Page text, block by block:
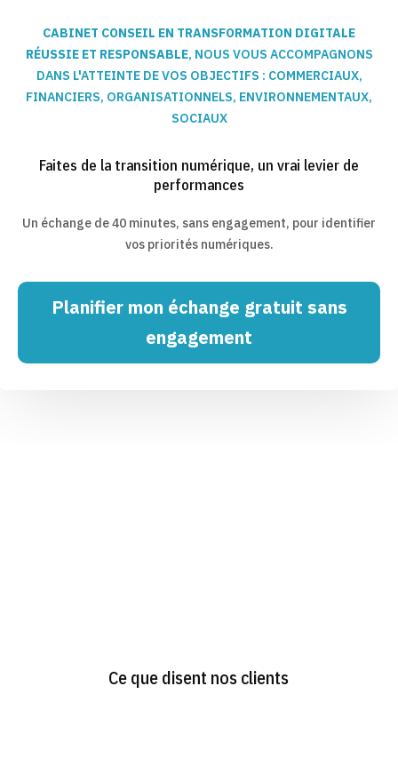
CABINET CONSEIL EN TRANSFORMATION DIGITALE
RÉUSSIE ET RESPONSABLE, NOUS VOUS ACCOMPAGNONS
DANS L'ATTEINTE DE VOS OBJECTIFS : COMMERCIAUX,
FINANCIERS, ORGANISATIONNELS, ENVIRONNEMENTAUX,
SOCIAUX
Faites de la transition numérique, un vrai levier de
performances
Un échange de 40 minutes, sans engagement, pour identifier
vos priorités numériques.
Planifier mon échange gratuit sans
engagement
Ce que disent nos clients